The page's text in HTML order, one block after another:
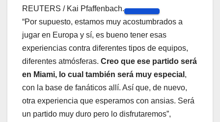
REUTERS / Kai Pfaffenbach.
“Por supuesto, estamos muy acostumbrados a
jugar en Europa y sí, es bueno tener esas
experiencias contra diferentes tipos de equipos,
diferentes atmósferas. Creo que ese partido será
en Miami, lo cual también será muy especial ,
con la base de fanáticos allí. Así que, de nuevo,
otra experiencia que esperamos con ansias. Será
un partido muy duro pero lo disfrutaremos”,